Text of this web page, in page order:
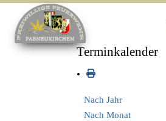
Terminkalender
Nach Jahr
Nach Monat